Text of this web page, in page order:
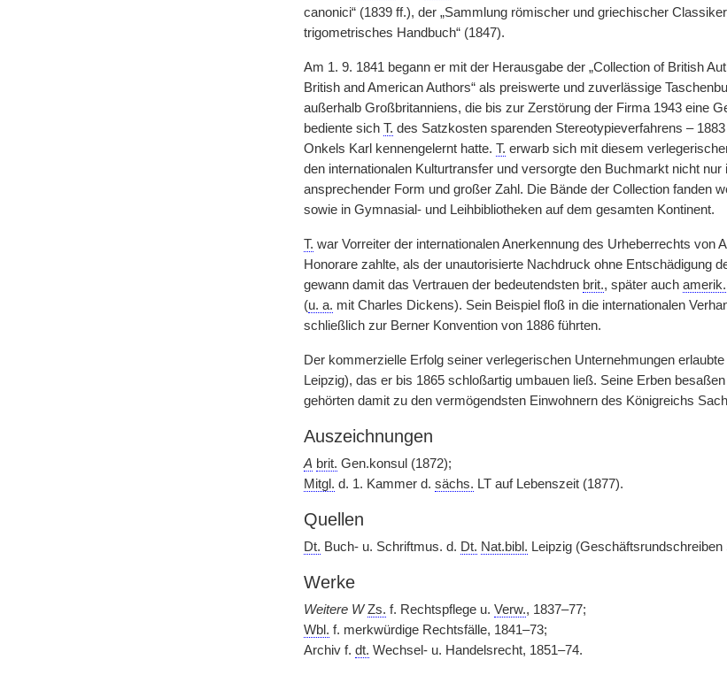
canonici“ (1839 ff.), der „Sammlung römischer und griechischer
trigometrisches Handbuch“ (1847).
Am 1. 9. 1841 begann er mit der Herausgabe der „Collection of British
British and American Authors“ als preiswerte und zuverlässige
außerhalb Großbritanniens, die bis zur Zerstörung der Firma 1943 eine
bediente sich T. des Satzkosten sparenden Stereotypieverfahrens –
Onkels Karl kennengelernt hatte. T. erwarb sich mit diesem
den internationalen Kulturtransfer und versorgte den Buchmarkt nicht
ansprechender Form und großer Zahl. Die Bände der Collection fanden
sowie in Gymnasial- und Leihbibliotheken auf dem gesamten Kontinent.
T. war Vorreiter der internationalen Anerkennung des Urheberrechts von
Honorare zahlte, als der unautorisierte Nachdruck ohne Entschädigung
gewann damit das Vertrauen der bedeutendsten brit., später auch amerik.
(u. a. mit Charles Dickens). Sein Beispiel floß in die internationalen
schließlich zur Berner Konvention von 1886 führten.
Der kommerzielle Erfolg seiner verlegerischen Unternehmungen erlaubte
Leipzig), das er bis 1865 schloßartig umbauen ließ. Seine Erben
gehörten damit zu den vermögendsten Einwohnern des Königreichs
Auszeichnungen
A brit. Gen.konsul (1872);
Mitgl. d. 1. Kammer d. sächs. LT auf Lebenszeit (1877).
Quellen
Dt. Buch- u. Schriftmus. d. Dt. Nat.bibl. Leipzig
Werke
Weitere W Zs. f. Rechtspflege u. Verw., 1837–77;
Wbl. f. merkwürdige Rechtsfälle, 1841–73;
Archiv f. dt. Wechsel- u. Handelsrecht, 1851–74.